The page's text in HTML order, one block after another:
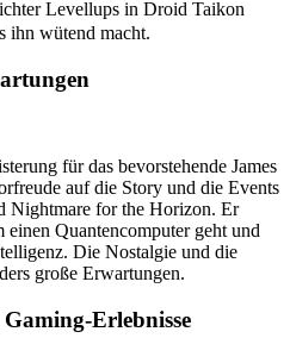
Levellups in Droid Taikon
ihn wütend macht.
für das bevorstehende James
auf die Story und die Events
Nightmare for the Horizon. Er
einen Quantencomputer geht und
Die Nostalgie und die
große Erwartungen.
Erlebnisse